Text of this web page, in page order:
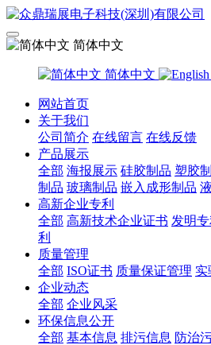
简体中文
简体中文
网站首页
关于我们
公司简介 在线留言 在线反馈
产品展示
全部 海报展示 硅胶制品 塑胶
制品 玻璃制品 嵌入成形制品
高新企业专利
全部 高新技术企业证书 发明专
利
质量管理
全部 ISO证书 质量保证管理 实
企业动态
全部 企业风采
环保信息公开
全部 基本信息 排污信息 防治